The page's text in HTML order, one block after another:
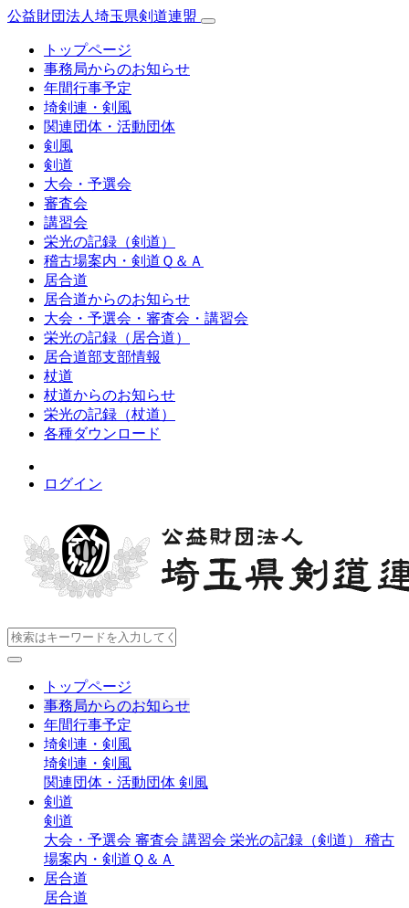
公益財団法人埼玉県剣道連盟
トップページ
事務局からのお知らせ
年間行事予定
埼剣連・剣風
関連団体・活動団体
剣風
剣道
大会・予選会
審査会
講習会
栄光の記録（剣道）
稽古場案内・剣道Ｑ＆Ａ
居合道
居合道からのお知らせ
大会・予選会・審査会・講習会
栄光の記録（居合道）
居合道部支部情報
杖道
杖道からのお知らせ
栄光の記録（杖道）
各種ダウンロード
ログイン
トップページ
事務局からのお知らせ
年間行事予定
埼剣連・剣風
埼剣連・剣風
関連団体・活動団体 剣風
剣道
剣道
大会・予選会 審査会 講習会 栄光の記録（剣道） 稽古
場案内・剣道Ｑ＆Ａ
居合道
居合道